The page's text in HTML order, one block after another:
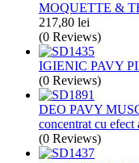
MOQUETTE &
217,80 lei
(0 Reviews)
IGIENIC PAVY
(0 Reviews)
DEO PAVY
concentrat cu efect
(0 Reviews)